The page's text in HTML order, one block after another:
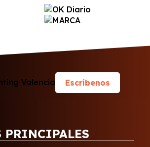
Escríbenos
PRINCIPALES